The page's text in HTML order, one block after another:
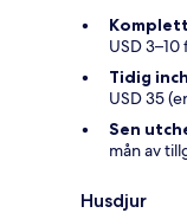
USD
Tidig
USD 35
Sen
mån av
Husdjur